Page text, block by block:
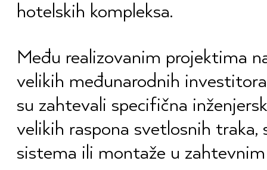
hotelskih kompleksa.
Među realizovanim projektima
velikih međunarodnih
su zahtevali specifična
velikih raspona svetlosnih traka,
sistema ili montaže u